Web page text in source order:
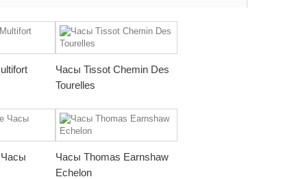
Часы Tissot Chemin Des
Tourelles
Часы Thomas Earnshaw
Echelon